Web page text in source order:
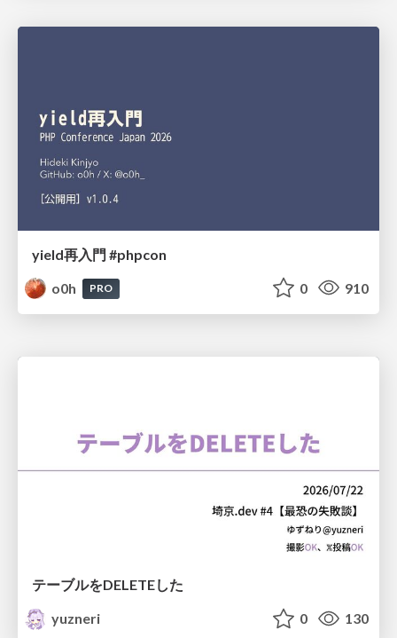
yield再入門 #phpcon
o0h
PRO 0 910
テーブルをDELETEした
yuzneri
0 130